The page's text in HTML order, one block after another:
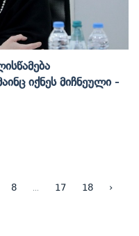
Იქნეს Მიჩნეული -
8 17 18 ›